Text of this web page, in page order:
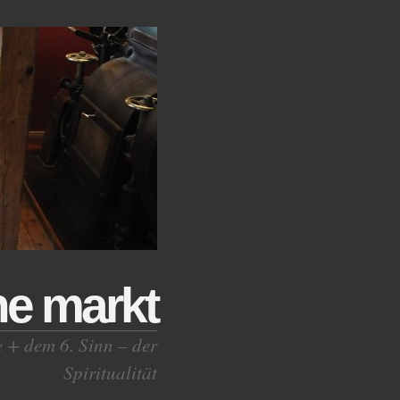
markt
+ dem 6. Sinn – der
Spiritualität